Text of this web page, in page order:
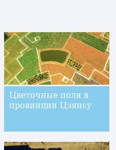
Цветочные поля в
провинции Цзянсу